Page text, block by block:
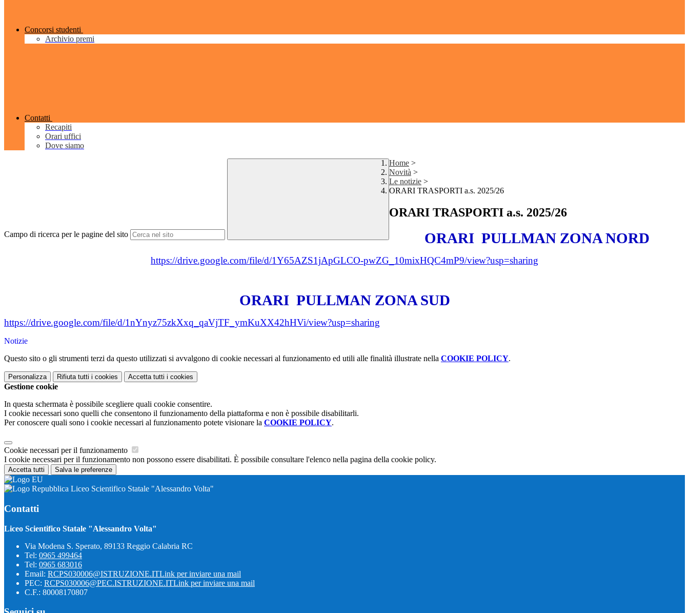
Concorsi studenti
Archivio premi
Contatti
Recapiti
Orari uffici
Dove siamo
Campo di ricerca per le pagine del sito
Home >
Novità >
Le notizie >
ORARI TRASPORTI a.s. 2025/26
ORARI TRASPORTI a.s. 2025/26
ORARI PULLMAN ZONA NORD
https://drive.google.com/file/d/1Y65AZS1jApGLCO-pwZG_10mixHQC4mP9/view?usp=sharing
ORARI PULLMAN ZONA SUD
https://drive.google.com/file/d/1nYnyz75zkXxq_qaVjTF_ymKuXX42hHVi/view?usp=sharing
Notizie
Questo sito o gli strumenti terzi da questo utilizzati si avvalgono di cookie necessari al funzionamento ed utili alle finalità illustrate nella COOKIE POLICY.
Personalizza Rifiuta tutti i cookies Accetta tutti i cookies
Gestione cookie
In questa schermata è possibile scegliere quali cookie consentire.
I cookie necessari sono quelli che consentono il funzionamento della piattaforma e non è possibile disabilitarli.
Per conoscere quali sono i cookie necessari al funzionamento potete visionare la COOKIE POLICY.
Cookie necessari per il funzionamento
I cookie necessari per il funzionamento non possono essere disabilitati. È possibile consultare l'elenco nella pagina della cookie policy.
Accetta tutti Salva le preferenze
Liceo Scientifico Statale "Alessandro Volta"
Contatti
Liceo Scientifico Statale "Alessandro Volta"
Via Modena S. Sperato, 89133 Reggio Calabria RC
Tel: 0965 499464
Tel: 0965 683016
Email: RCPS030006@ISTRUZIONE.ITLink per inviare una mail
PEC: RCPS030006@PEC.ISTRUZIONE.ITLink per inviare una mail
C.F.: 80008170807